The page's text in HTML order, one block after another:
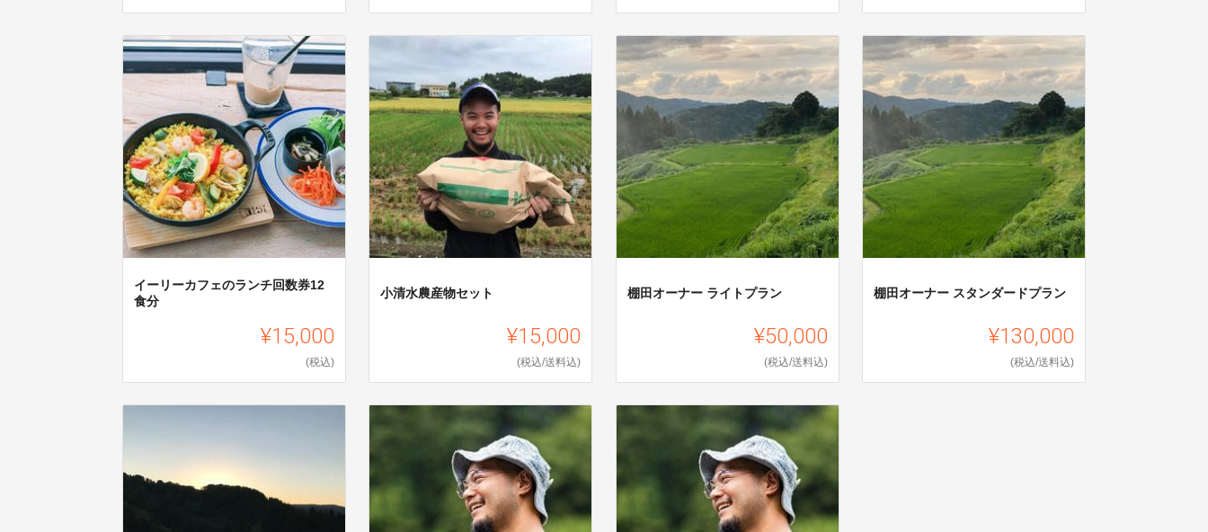
イーリーカフェのランチ回数券12
食分
¥15,000
(税込)
小清水農産物セット
¥15,000
(税込/送料込)
棚田オーナー ライトプラン
¥50,000
(税込/送料込)
棚田オーナー スタンダードプラン
¥130,000
(税込/送料込)